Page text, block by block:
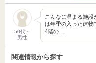
50代～
男性
こんなに温まる施
は年季の入った建物
4階の…
関連情報から探す